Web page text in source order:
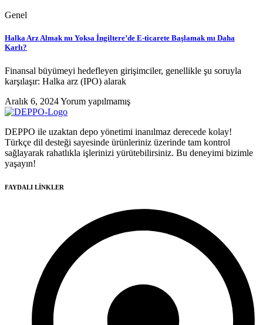
Genel
Halka Arz Almak mı Yoksa İngiltere’de E-ticarete Başlamak mı Daha
Karlı?
Finansal büyümeyi hedefleyen girişimciler, genellikle şu soruyla
karşılaşır: Halka arz (IPO) alarak
Aralık 6, 2024Yorum yapılmamış
DEPPO ile uzaktan depo yönetimi inanılmaz derecede kolay!
Türkçe dil desteği sayesinde ürünleriniz üzerinde tam kontrol
sağlayarak rahatlıkla işlerinizi yürütebilirsiniz. Bu deneyimi bizimle
yaşayın!
FAYDALI LİNKLER